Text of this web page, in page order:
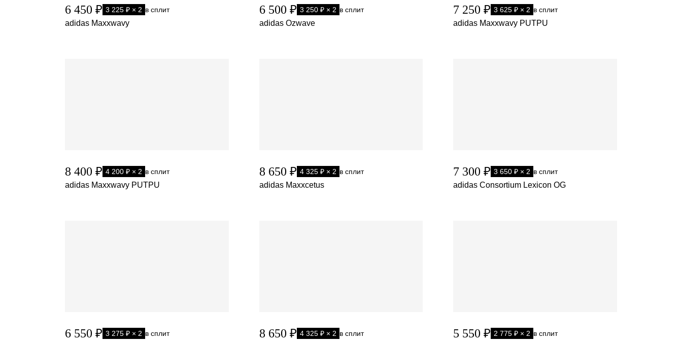
6 450 ₽ 3 225 ₽ × 2 в сплит
adidas Maxxwavy
6 500 ₽ 3 250 ₽ × 2 в сплит
adidas Ozwave
7 250 ₽ 3 625 ₽ × 2 в сплит
adidas Maxxwavy PUTPU
8 400 ₽ 4 200 ₽ × 2 в сплит
adidas Maxxwavy PUTPU
8 650 ₽ 4 325 ₽ × 2 в сплит
adidas Maxxcetus
7 300 ₽ 3 650 ₽ × 2 в сплит
adidas Consortium Lexicon OG
6 550 ₽ 3 275 ₽ × 2 в сплит 8 650 ₽ 4 325 ₽ × 2 в сплит 5 550 ₽ 2 775 ₽ × 2 в сплит